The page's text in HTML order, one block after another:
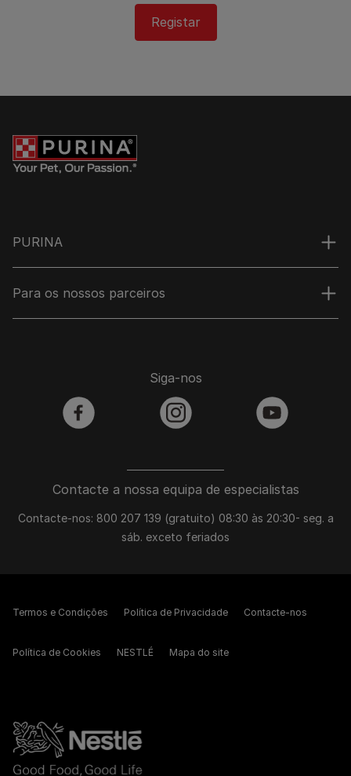
Registar
PURINA
Para os nossos parceiros
Contacte a nossa equipa de especialistas
Contacte-nos: 800 207 139 (gratuito) 08:30 às 20:30- seg. a
sáb. exceto feriados
Siga-nos
facebook instagram youtube
Termos e Condições Política de Privacidade Contacte-nos
Política de Cookies NESTLÉ Mapa do site